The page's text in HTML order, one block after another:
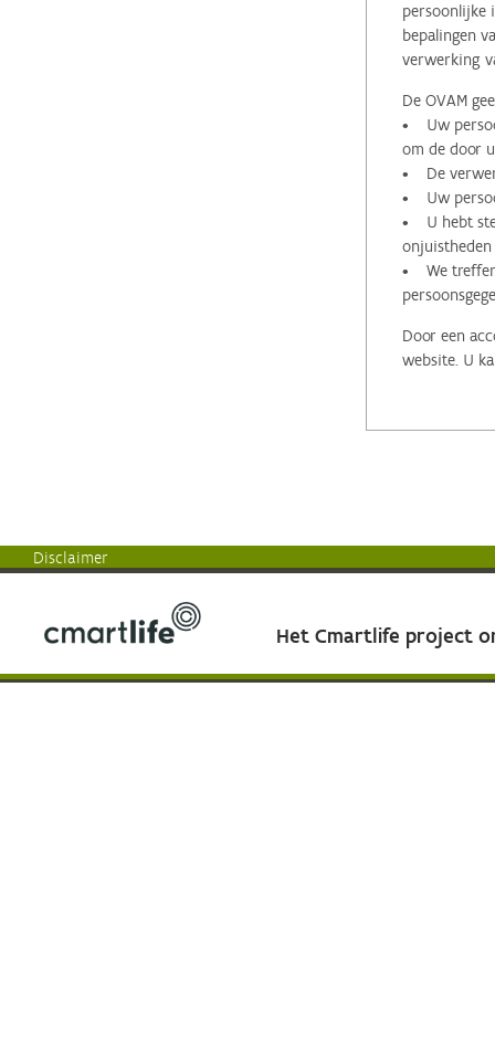
persoonlijke
bepalingen
verwerking
De OVAM
• Uw
om de door
• De
• Uw
• U hebt
onjuistheden
• We treffen
Door een
website. U
Disclaimer
Het Cmartlife project